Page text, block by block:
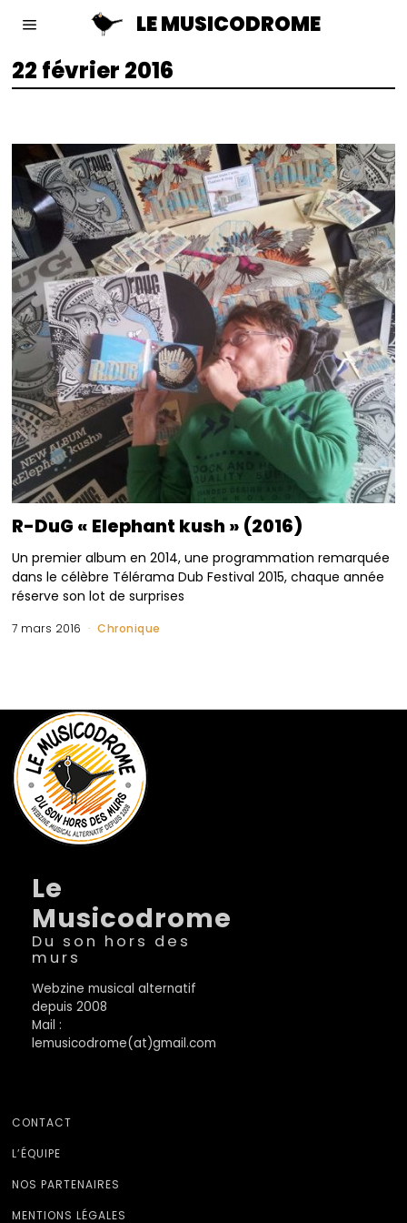
LE MUSICODROME
22 février 2016
R-DuG « Elephant kush » (2016)
Un premier album en 2014, une programmation remarquée
dans le célèbre Télérama Dub Festival 2015, chaque année
réserve son lot de surprises
7 mars 2016 Chronique
Le
Musicodrome
Du son hors des
murs
Webzine musical alternatif
depuis 2008
Mail :
lemusicodrome(at)gmail.com
CONTACT
L’ÉQUIPE
NOS PARTENAIRES
MENTIONS LÉGALES